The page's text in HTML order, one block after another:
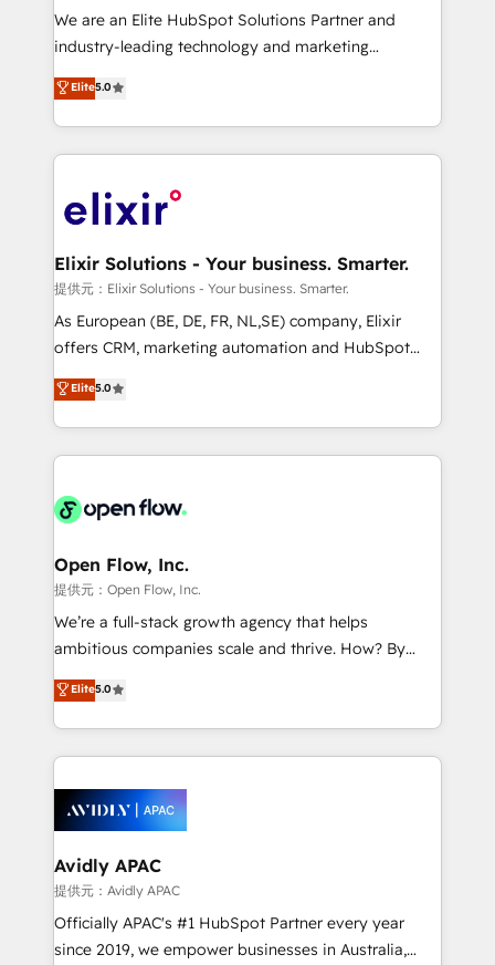
workflows; audit-ready reporting ⚖️ Legal: client
intake; pipeline and document workflows 🛒 E-
revenue automation 🏢 Real Estate: deal pipelines;
portfolio and lifecycle management 🏭
HIPAA-aware; CASL-compliant; GDPR-ready
implementations where required 💡 Why 500+
built to scale.
We are an Elite HubSpot Solutions Partner and
industry-leading technology and marketing
consultancy. Our focus is on enterprise and mid-
market B2B companies globally that want a strategic
approach to execute their goals through creative
applications of our solutions; Technical HubSpot
Design, Migrations + Integrations. Mole Street’s
greatness, which is achieved through creating
absolute clarity, derived from a well-defined
strategy, executed well, and reported on with clear
results. The culture is driven by core values; Joy, Grit,
Mindedness, and Clarity. We are driven to win for the
collective good of the company and its clientele, and
things are happening.
Elite5.0
Elixir Solutions - Your business. Smarter.
提供元：Elixir Solutions - Your business. Smarter.
As European (BE, DE, FR, NL,SE) company, Elixir
offers CRM, marketing automation and HubSpot
integration products and services to mid-market
and enterprise customers. We ensure that your sales,
service and marketing department operates in the
most effective way, while at the same time
integrated buyers journey. Elixir is located in
and Stockholm Elixir is a first mover and leader
when it comes to HubSpot sales and service
implementations, highly renowned for our business
acumen, process (re-)design experience and a
integrate HubSpot with complex solutions like SAP,
MicroSoft, custom solutions,... Our company also has
execution, CPQ, customer portals and HubSpot CMS
Elite5.0
Open Flow, Inc.
提供元：Open Flow, Inc.
We’re a full-stack growth agency that helps
ambitious companies scale and thrive. How? By
upgrading and streamlining every single revenue-
generating aspect of your business. We’re proud
HubSpot Elite Solutions Partners and devout CRM
nerds who can harness HubSpot’s custom digital
experience. Working hand-in-hand with your team,
we’ll assemble a RevOps machine that drives more
traffic, generates better leads and crushes your
revenue goals. We've worked with thousands of
HubSpot customers and we'd love to work with you
too! Clients come to us for: Advanced CRM solutions
Elite5.0
Avidly APAC
提供元：Avidly APAC
Officially APAC's #1 HubSpot Partner every year
since 2019, we empower businesses in Australia,